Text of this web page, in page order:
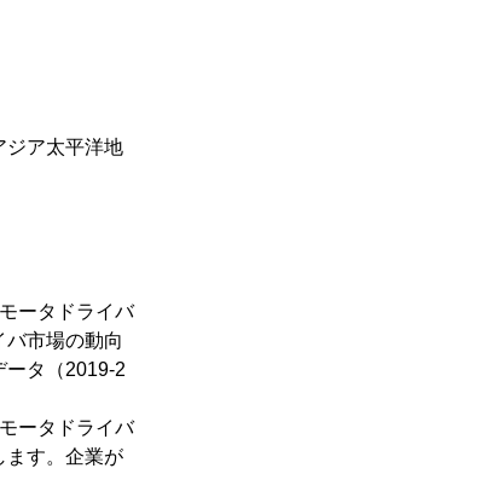
ジア太平洋地
ータドライバ
市場の動向
ータ（2019-2
ータドライバ
ます。企業が